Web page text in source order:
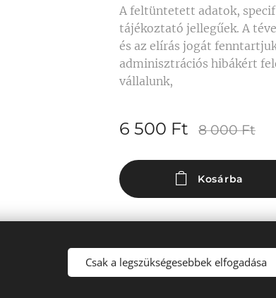
A feltüntetett adatok,
tájékoztató jellegűek. A
és az elírás jogát
adminisztrációs hibákért
vállalunk,
6 500 Ft 8 000Ft
Kosárba
Csak a legszükségesebbek elfogadása